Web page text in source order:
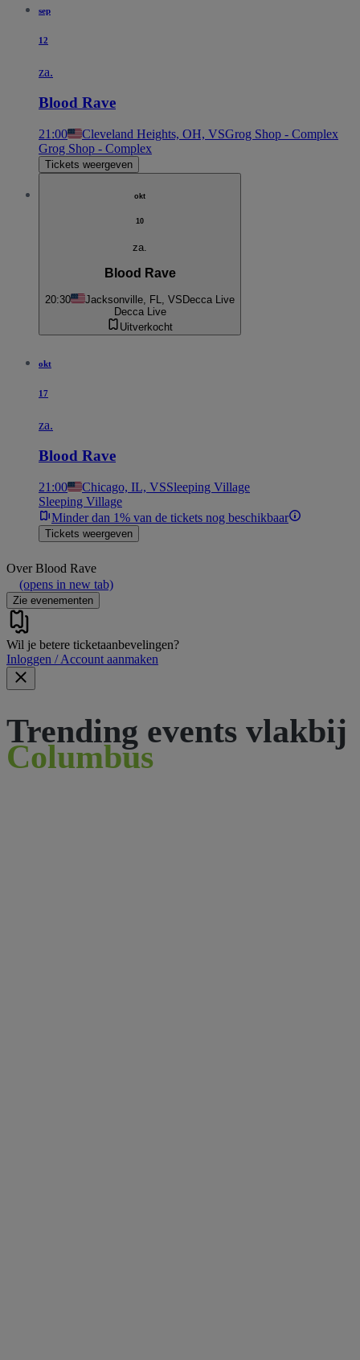
sep
12
za.
Blood Rave
21:00 Cleveland Heights, OH, VSGrog Shop - Complex
Grog Shop - Complex
Tickets weergeven
okt
10
za.
Blood Rave
20:30 Jacksonville, FL, VSDecca Live
Decca Live
Uitverkocht
okt
17
za.
Blood Rave
21:00 Chicago, IL, VSSleeping Village
Sleeping Village
Minder dan 1% van de tickets nog beschikbaar
Tickets weergeven
OverBlood Rave
(opens in new tab)
Zie evenementen
Wil je betere ticketaanbevelingen?
Inloggen / Account aanmaken
Trending events vlakbij
Columbus